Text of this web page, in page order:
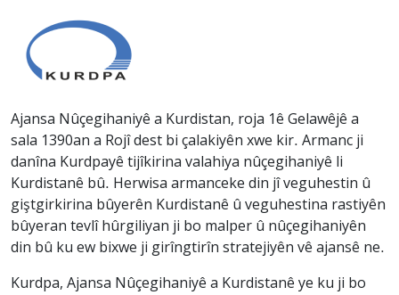
Ajansa Nûçegihaniyê a Kurdistan, roja 1ê Gelawêjê a
sala 1390an a Rojî dest bi çalakiyên xwe kir. Armanc ji
danîna Kurdpayê tijîkirina valahiya nûçegihaniyê li
Kurdistanê bû. Herwisa armanceke din jî veguhestin û
giştgirkirina bûyerên Kurdistanê û veguhestina rastiyên
bûyeran tevlî hûrgiliyan ji bo malper û nûçegihaniyên
din bû ku ew bixwe ji girîngtirîn stratejiyên vê ajansê ne.
Kurdpa, Ajansa Nûçegihaniyê a Kurdistanê ye ku ji bo